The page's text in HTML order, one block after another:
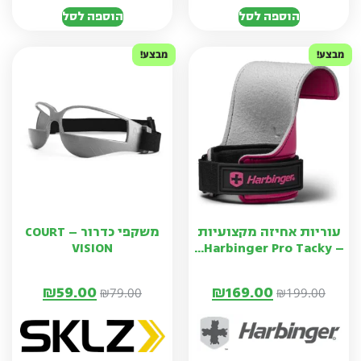
הוספה לסל הוספה לסל
מבצע!
עוריות אחיזה מקצועיות
– Harbinger Pro Tacky...
₪199.00
₪169.00
מבצע!
משקפי כדרור – COURT
VISION
₪79.00
₪59.00